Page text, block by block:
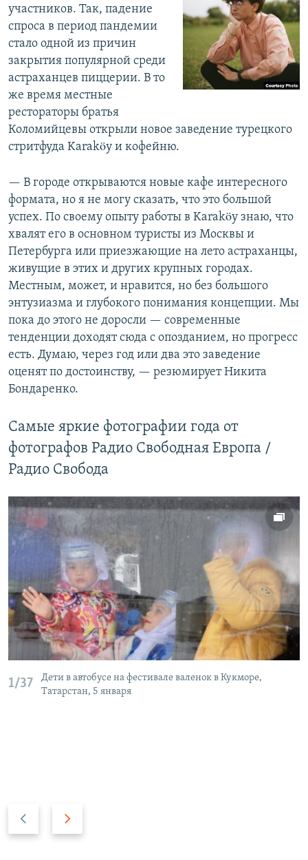
участников. Так, падение
спроса в период пандемии
стало одной из причин
закрытия популярной среди
астраханцев пиццерии. В то
же время местные
рестораторы братья
Коломийцевы открыли новое заведение турецкого
стритфуда Karaköy и кофейню.
— В городе открываются новые кафе интересного
формата, но я не могу сказать, что это большой
успех. По своему опыту работы в Karaköy знаю, что
хвалят его в основном туристы из Москвы и
Петербурга или приезжающие на лето астраханцы,
живущие в этих и других крупных городах.
Местным, может, и нравится, но без большого
энтузиазма и глубокого понимания концепции. Мы
пока до этого не доросли — современные
тенденции доходят сюда с опозданием, но прогресс
есть. Думаю, через год или два это заведение
оценят по достоинству, — резюмирует Никита
Бондаренко.
Самые яркие фотографии года от
фотографов Радио Свободная Европа /
Радио Свобода
1/37
Дети в автобусе на фестивале валенок в Кукморе,
Татарстан, 5 января